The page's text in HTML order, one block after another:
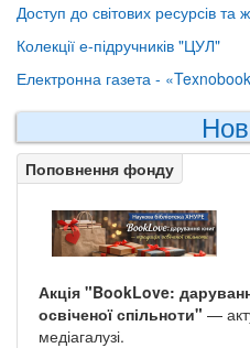
Доступ до світових ресурсів та
Колекції е-підручників "ЦУЛ"
Електронна газета -
Поповнення фонду
Акція "BookLove:
освіченої спільноти" —
медіагалузі.